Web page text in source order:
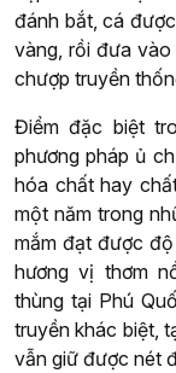
đánh bắt, cá
vàng, rồi đưa
chượp truyền
Điểm đặc biệt
phương pháp ủ
hóa chất hay
một năm trong
mắm đạt được
hương vị thơm
thùng tại Phú
truyền khác biệt,
vẫn giữ được nét